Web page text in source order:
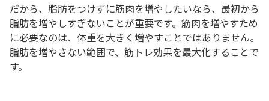
だから、脂肪をつけずに筋肉を増やしたいなら、最初から
脂肪を増やしすぎないことが重要です。筋肉を増やすため
に必要なのは、体重を大きく増やすことではありません。
脂肪を増やさない範囲で、筋トレ効果を最大化することで
す。